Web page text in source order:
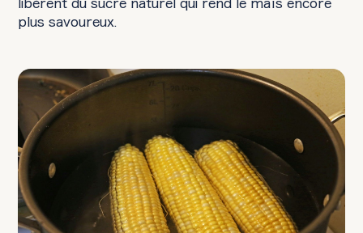
plus savoureux.